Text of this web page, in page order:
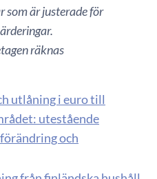
är justerade för
räknas
utlåning i euro till
utestående
och